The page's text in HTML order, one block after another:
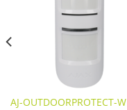
AJ-OUTDOORPROTECT-W